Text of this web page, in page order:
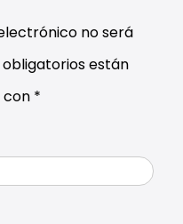
no será
obligatorios están
con *